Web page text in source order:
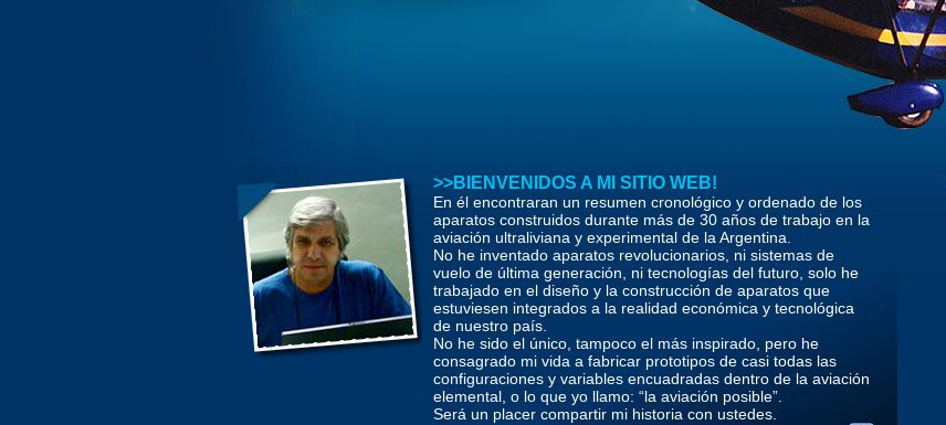
>>BIENVENIDOS A MI SITIO WEB!
En él encontraran un resumen cronológico y ordenado de los
aparatos construidos durante más de 30 años de trabajo en la
aviación ultraliviana y experimental de la Argentina.
No he inventado aparatos revolucionarios, ni sistemas de
vuelo de última generación, ni tecnologías del futuro, solo he
trabajado en el diseño y la construcción de aparatos que
estuviesen integrados a la realidad económica y tecnológica
de nuestro país.
No he sido el único, tampoco el más inspirado, pero he
consagrado mi vida a fabricar prototipos de casi todas las
configuraciones y variables encuadradas dentro de la aviación
elemental, o lo que yo llamo: “la aviación posible”.
Será un placer compartir mi historia con ustedes.